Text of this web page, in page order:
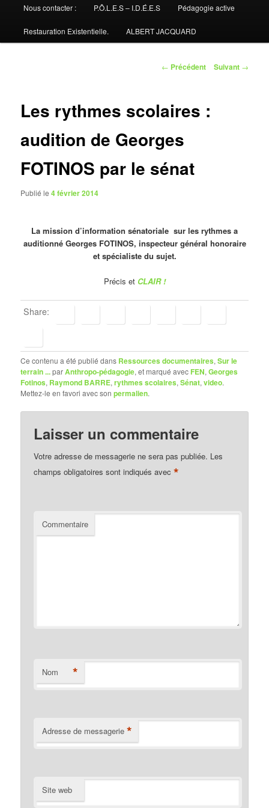
Nous contacter : P.Ô.L.E.S – I.D.É.E.S Pédagogie active
Restauration Existentielle. ALBERT JACQUARD
Navigation
← Précédent Suivant →
Les rythmes scolaires :
audition de Georges
FOTINOS par le sénat
Publié le4 février 2014
La mission d’information sénatoriale sur les rythmes a
auditionné Georges FOTINOS, inspecteur général honoraire
et spécialiste du sujet.
Précis et CLAIR !
Share:
Ce contenu a été publié dans Ressources documentaires,Sur le
terrain ...parAnthropo-pédagogie, et marqué avec FEN,Georges
Fotinos, Raymond BARRE,rythmes scolaires,Sénat,video.
Mettez-le en favori avec sonpermalien.
Laisser un commentaire
Votre adresse de messagerie ne sera pas publiée. Les
champs obligatoires sont indiqués avec*
Commentaire
Nom *
Adresse de messagerie *
Site web